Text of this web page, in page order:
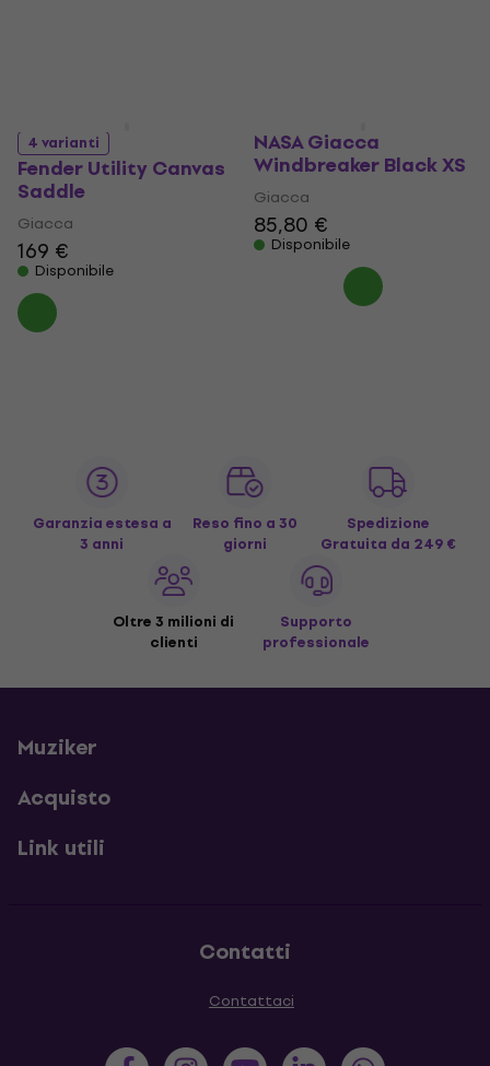
4 varianti
Fender Utility Canvas
Saddle
Giacca
169 €
Disponibile
NASA Giacca
Windbreaker Black XS
Giacca
85,80 €
Disponibile
Garanzia estesa a
3 anni
Reso fino a 30
giorni
Spedizione
Gratuita da 249 €
Oltre 3 milioni di
clienti
Supporto
professionale
Muziker
Acquisto
Link utili
Contatti
Contattaci